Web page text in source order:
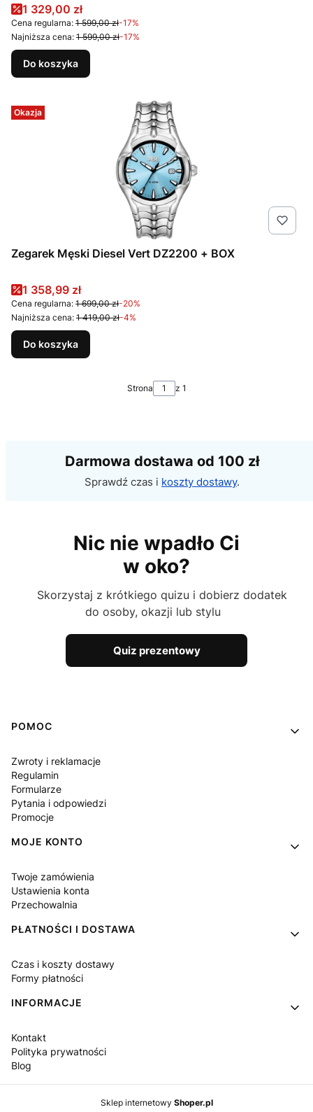
Cena promocyjna
1 329,00 zł
Cena regularna: 1 599,00 zł-17%
Najniższa cena: 1 599,00 zł-17%
Do koszyka
Okazja
Zegarek Męski Diesel Vert DZ2200 + BOX
Cena promocyjna
1 358,99 zł
Cena regularna: 1 699,00 zł-20%
Najniższa cena: 1 419,00 zł-4%
Do koszyka
Strona z 1
Darmowa dostawa od 100 zł
Sprawdź czas i koszty dostawy.
Nic nie wpadło Ci
w oko?
Skorzystaj z krótkiego quizu i dobierz dodatek
do osoby, okazji lub stylu
Quiz prezentowy
Linki w stopce
POMOC
Zwroty i reklamacje
Regulamin
Formularze
Pytania i odpowiedzi
Promocje
MOJE KONTO
Twoje zamówienia
Ustawienia konta
Przechowalnia
PŁATNOŚCI I DOSTAWA
Czas i koszty dostawy
Formy płatności
INFORMACJE
Kontakt
Polityka prywatności
Blog
Sklep internetowy Shoper.pl